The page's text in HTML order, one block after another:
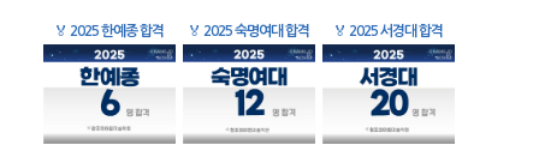
🏅 2025 한예종 합격 🏅 2025 숙명여대 합격 🏅 2025 서경대 합격